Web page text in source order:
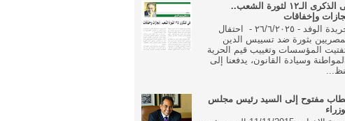
فى الذكرى الـ١٢ لثورة الشعب..
وإخفاقات
جريدة الوفد - ٢٦/٦/٢٠٢٥ - احتفال
بثورة ضد تسييس الدين
المؤسسات وتغييب قيم الحرية
وسيادة القانون، يدفعنا إلى
مفتوح إلى السيد رئيس مجلس